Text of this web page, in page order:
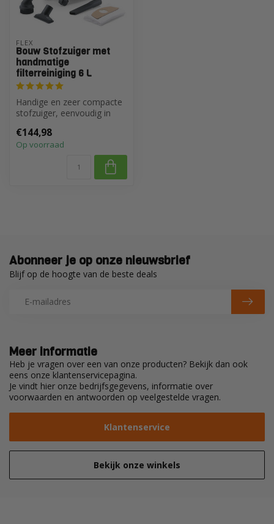
FLEX
Bouw Stofzuiger met
handmatige
filterreiniging 6 L
Handige en zeer compacte
stofzuiger, eenvoudig in
transp...
€144,98
Op voorraad
Meer informatie
Heb je vragen over een van onze producten? Bekijk dan ook
eens onze klantenservicepagina.
Je vindt hier onze bedrijfsgegevens, informatie over
voorwaarden en antwoorden op veelgestelde vragen.
Klantenservice
Bekijk onze winkels
Abonneer je op onze nieuwsbrief
Blijf op de hoogte van de beste deals